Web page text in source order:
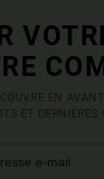
EN
ET DERNIÈRES